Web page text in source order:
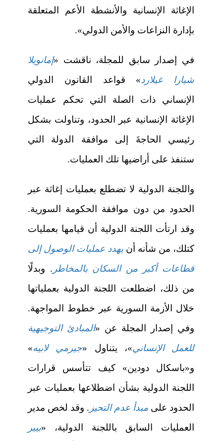
الإغاثة الإنسانية والأنشطة الأعم المتعلقة
بإدارة النزاعات والأمن الدولي».
في إصدار سابق للمجلة، ناقشت «إمانويلا
شيارا غيلارد» قواعد القانون الدولي
الإنساني ذات الصلة التي تحكم عمليات
الإغاثة الإنسانية عبر الحدود، وتناولت بشكل
رئيسي الحاجةَ إلى موافقة الدولة التي
ستنفذ على أراضيها تلك العمليات.
واللجنة الدولية لا تضطلع بعمليات إغاثة عبر
الحدود من دون موافقة الحكومة السورية.
وقد ارتأت اللجنة الدولية أن قيامها بعمليات
كتلك، من شأنه أن يهدد عمليات الوصول إلى
قطاعات أكبر من السكان بالمخاطر . وبدلًا
من ذلك، اضطلعت اللجنة الدولية بعملياتها
خلال الأزمة السورية عبر خطوط المواجهة.
وفي إصدار المجلة عن «المبادئ التوجيهية
للعمل الإنساني»، يتناول «جيرمي لابيه»
و«باسكال دودين» كيف تتأسس قرارات
اللجنة الدولية بشأن اضطلاعها بعمليات عبر
الحدود على مبدأ عدم التحيز . وقد لخص مدير
العمليات السابق باللجنة الدولية، «بيير